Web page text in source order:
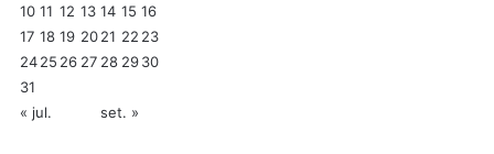
10 11 12 13 14 15 16
17 18 19 2021 22 23
2425 26 27 28 2930
31
« jul.
set. »